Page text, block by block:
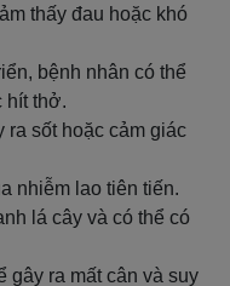
thấy đau hoặc khó
bệnh nhân có thể
hít thở.
ra sốt hoặc cảm giác
nhiễm lao tiên tiến.
lá cây và có thể có
gây ra mất cân và suy